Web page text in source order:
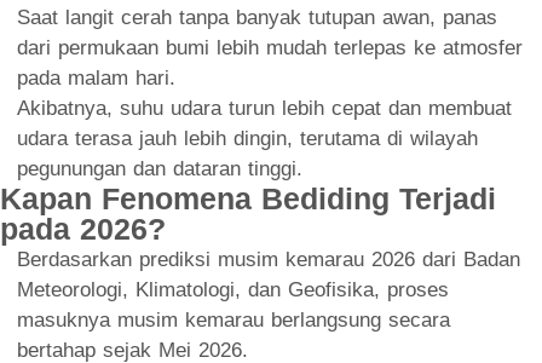
Saat langit cerah tanpa banyak tutupan awan, panas
dari permukaan bumi lebih mudah terlepas ke atmosfer
pada malam hari.
Akibatnya, suhu udara turun lebih cepat dan membuat
udara terasa jauh lebih dingin, terutama di wilayah
pegunungan dan dataran tinggi.
Kapan Fenomena Bediding Terjadi
pada 2026?
Berdasarkan prediksi musim kemarau 2026 dari Badan
Meteorologi, Klimatologi, dan Geofisika, proses
masuknya musim kemarau berlangsung secara
bertahap sejak Mei 2026.